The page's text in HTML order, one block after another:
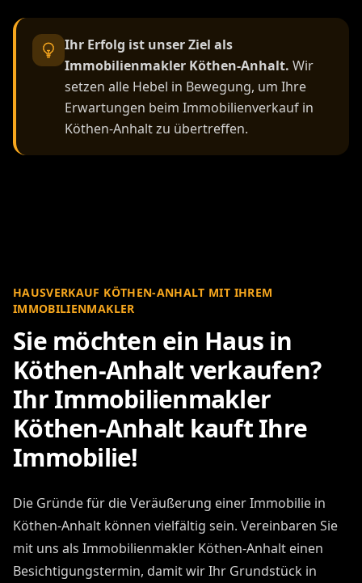
Ihr Erfolg ist unser Ziel als
Immobilienmakler Köthen-Anhalt. Wir
setzen alle Hebel in Bewegung, um Ihre
Erwartungen beim Immobilienverkauf in
Köthen-Anhalt zu übertreffen.
HAUSVERKAUF KÖTHEN-ANHALT MIT IHREM
IMMOBILIENMAKLER
Sie möchten ein Haus in
Köthen-Anhalt verkaufen?
Ihr Immobilienmakler
Köthen-Anhalt kauft Ihre
Immobilie!
Die Gründe für die Veräußerung einer Immobilie in
Köthen-Anhalt können vielfältig sein. Vereinbaren Sie
mit uns als Immobilienmakler Köthen-Anhalt einen
Besichtigungstermin, damit wir Ihr Grundstück in